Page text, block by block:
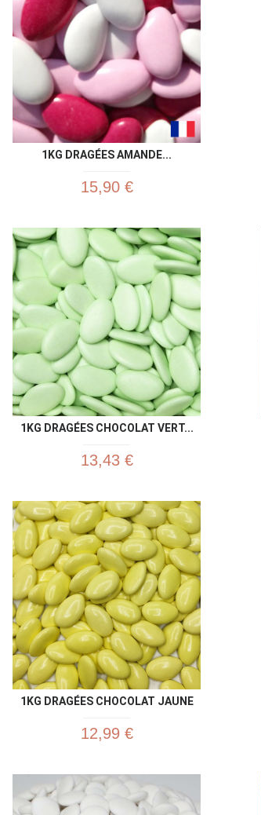
1KG DRAGÉES AMANDE...
15,90 €
 Aperçu rapide
1KG DRAGÉES CHOCOLAT VERT...
13,43 €
Aperçu rapide
1KG DRAGÉES CHOCOLAT JAUNE
12,99 €
 Aperçu rapide